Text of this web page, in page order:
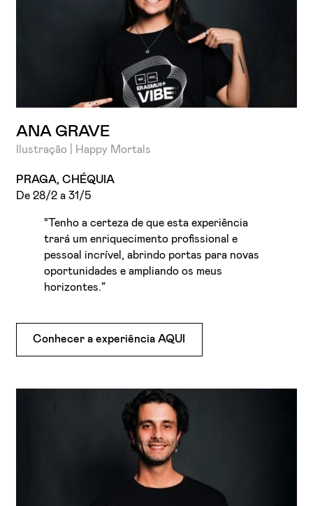
ANA GRAVE
Ilustração | Happy Mortals
PRAGA, CHÉQUIA
De 28/2 a 31/5
“Tenho a certeza de que esta experiência
trará um enriquecimento profissional e
pessoal incrível, abrindo portas para novas
oportunidades e ampliando os meus
horizontes.”
Conhecer a experiência AQUI